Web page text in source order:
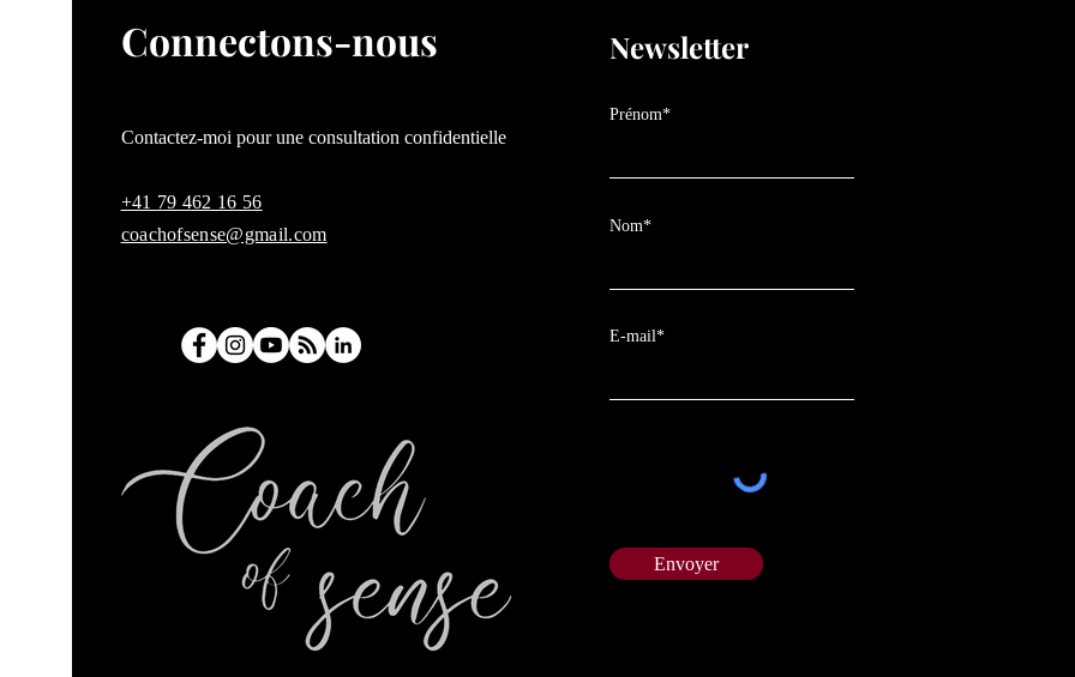
Connectons-nous
Contactez-moi pour une consultation confidentielle
+41 79 462 16 56
coachofsense@gmail.com
Newsletter
Prénom*
Nom*
E-mail*
Envoyer